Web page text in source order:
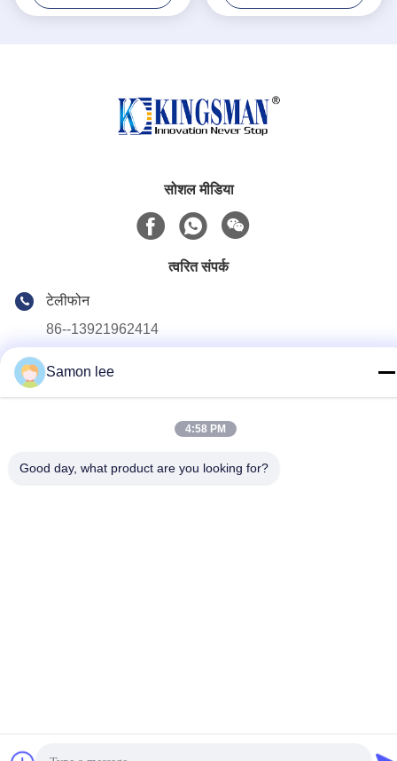
सोशल मीडिया
त्वरित संपर्क
टेलीफोन
86--13921962414
ईमेल
चीन
Samon lee
4:58 PM
Good day, what product are you looking for?